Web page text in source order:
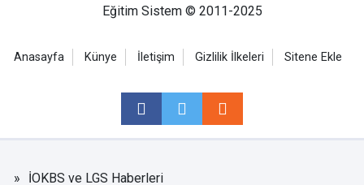
Eğitim Sistem © 2011-2025
Anasayfa Künye İletişim Gizlilik İlkeleri Sitene Ekle
İOKBS ve LGS Haberleri